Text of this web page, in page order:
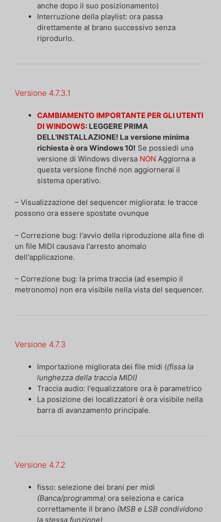
anche dopo il suo posizionamento)
Interruzione della playlist: ora passa
direttamente al brano successivo senza
riprodurlo.
Versione 4.7.3.1
CAMBIAMENTO IMPORTANTE PER GLI UTENTI
DI WINDOWS: LEGGERE PRIMA
DELL'INSTALLAZIONE! La versione minima
richiesta è ora Windows10! Se possiedi una
versione di Windows diversa NON Aggiorna a
questa versione finché non aggiornerai il
sistema operativo.
– Visualizzazione del sequencer migliorata: le tracce
possono ora essere spostate ovunque
– Correzione bug: l'avvio della riproduzione alla fine di
un file MIDI causava l'arresto anomalo
dell'applicazione.
– Correzione bug: la prima traccia (ad esempio il
metronomo) non era visibile nella vista del sequencer.
Versione 4.7.3
Importazione migliorata dei file midi ((fissa la
lunghezza della traccia MIDI)
Traccia audio: l'equalizzatore ora è parametrico
La posizione dei localizzatori è ora visibile nella
barra di avanzamento principale.
Versione 4.7.2
fisso: selezione dei brani per midi
(Banca/programma) ora seleziona e carica
correttamente il brano (MSB e LSB condividono
la stessa funzione)